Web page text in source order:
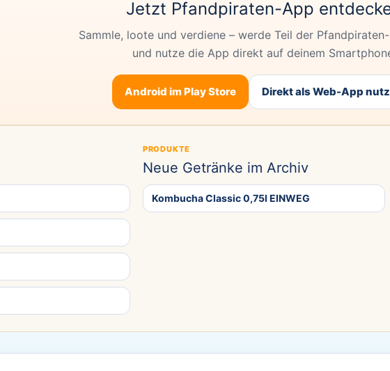
Jetzt Pfandpiraten-App
Sammle, loote und verdiene – werde Teil der
und nutze die App direkt auf deinem
Android im Play Store Direkt als Web-App
PRODUKTE
Neue Getränke im Archiv
Kombucha Classic 0,75l EINWEG